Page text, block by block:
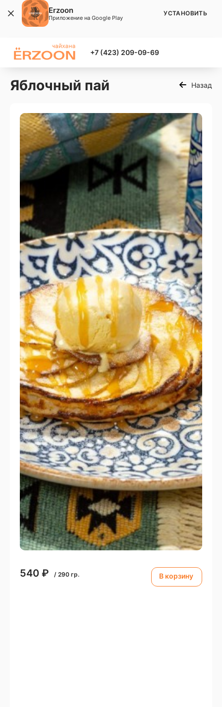
+7 (423) 209-09-69
Яблочный пай Назад
540 ₽ / 290 гр. В корзину
Erzoon
Приложение на Google Play
УСТАНОВИТЬ